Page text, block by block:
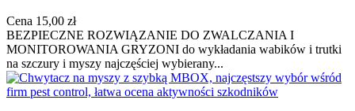
Cena 15,00 zł
BEZPIECZNE ROZWIĄZANIE DO ZWALCZANIA I
MONITOROWANIA GRYZONI do wykładania wabików i trutki
na szczury i myszy najczęściej wybierany...